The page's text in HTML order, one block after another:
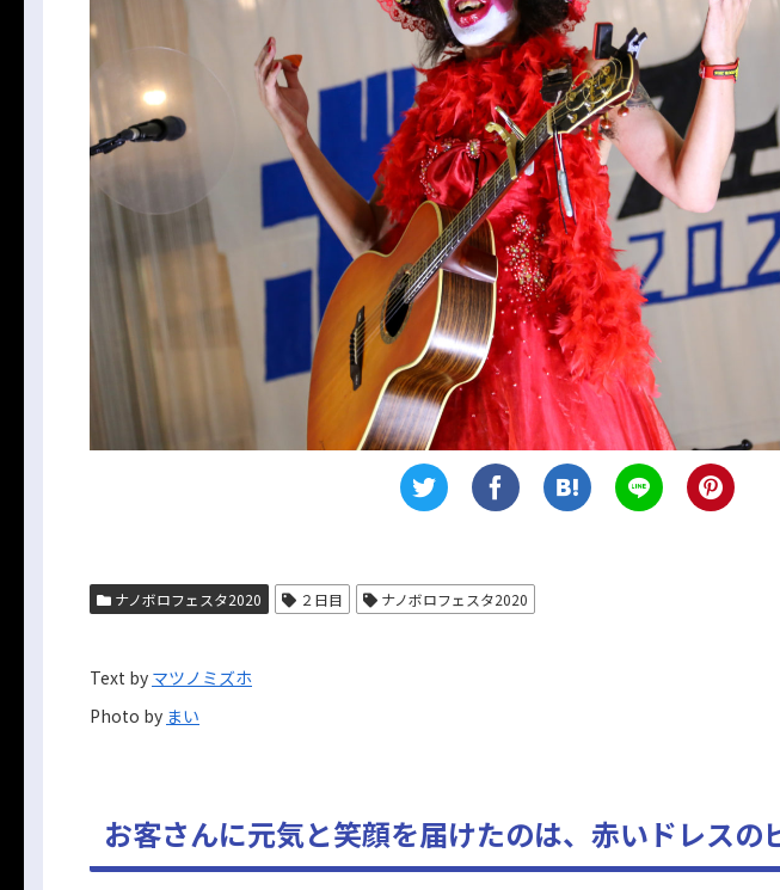
ナノボロフェスタ2020 ２日目 ナノボロフェスタ2020
Text by マツノミズホ
Photo by まい
お客さんに元気と笑顔を届けたのは、赤いドレスの